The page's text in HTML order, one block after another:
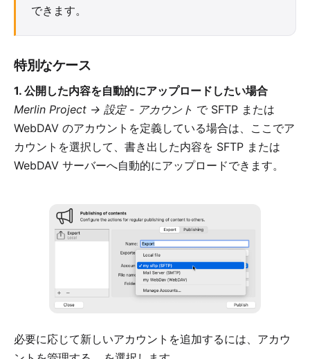
できます。
特別なケース
1. 公開した内容を自動的にアップロードしたい場合
Merlin Project → 設定 - アカウント で SFTP または
WebDAV のアカウントを定義している場合は、ここでア
カウントを選択して、書き出した内容を SFTP または
WebDAV サーバーへ自動的にアップロードできます。
必要に応じて新しいアカウントを追加するには、 アカウ